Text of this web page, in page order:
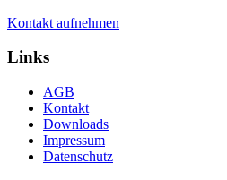
Kontakt aufnehmen
Links
AGB
Kontakt
Downloads
Impressum
Datenschutz